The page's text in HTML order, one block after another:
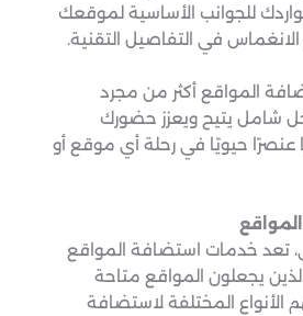
للجوانب الأساسية لموقعك
في التفاصيل التقنية.
المواقع أكثر من مجرد
شامل يتيح ويعزز حضورك
عنصرًا حيويًا في رحلة أي موقع أو
تعد خدمات استضافة المواقع
يجعلون المواقع متاحة
المختلفة لاستضافة